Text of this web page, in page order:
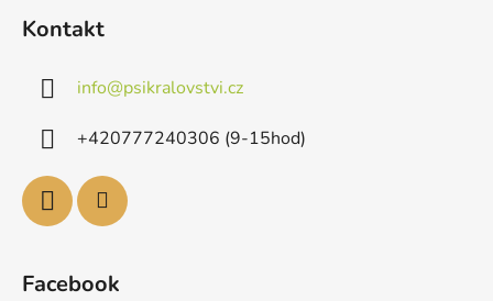
Kontakt
info@psikralovstvi.cz
+420777240306 (9-15hod)
Facebook